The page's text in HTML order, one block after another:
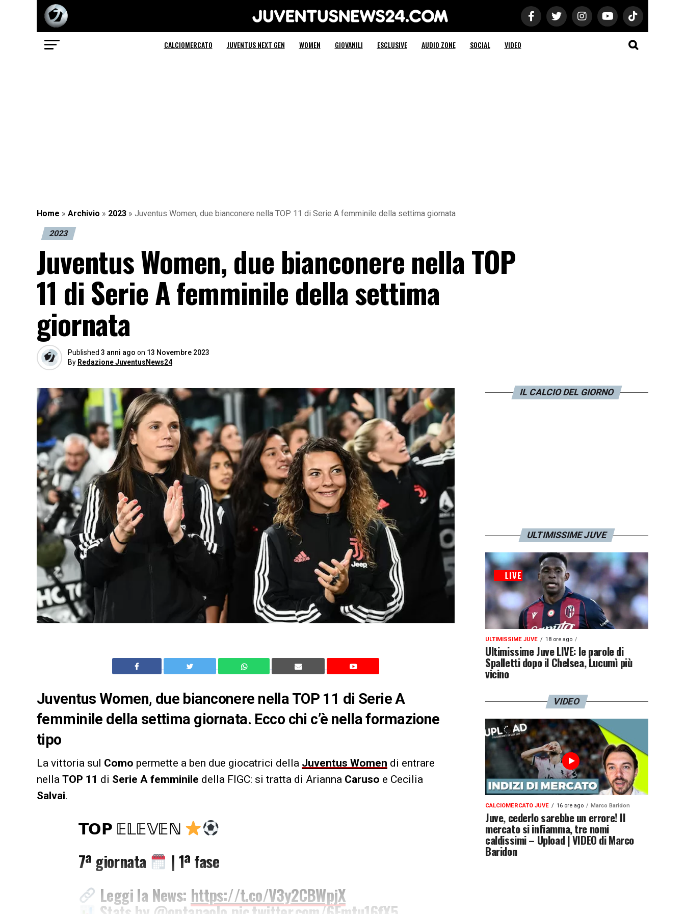
Juventus News 24
CALCIOMERCATO JUVENTUS NEXT GEN WOMEN GIOVANILI ESCLUSIVE AUDIO ZONE SOCIAL VIDEO
Home » Archivio » 2023 » Juventus Women, due bianconere nella TOP 11 di Serie A femminile della settima giornata
2023
Juventus Women, due bianconere nella TOP
11 di Serie A femminile della settima
giornata
Published 3 anni ago on 13 Novembre 2023
By Redazione JuventusNews24
Juventus Women, due bianconere nella TOP 11 di Serie A
femminile della settima giornata. Ecco chi c’è nella formazione
tipo
La vittoria sul Como permette a ben due giocatrici della Juventus Women di entrare
nella TOP 11 di Serie A femminile della FIGC: si tratta di Arianna Caruso e Cecilia
Salvai.
𝗧𝗢𝗣 𝔼𝕃𝔼𝕍𝔼ℕ
7ª giornata
| 1ª fase
Leggi la News: https://t.co/V3y2CBWpjX
IL CALCIO DEL GIORNO
ULTIMISSIME JUVE
ULTIMISSIME JUVE 18 ore ago
Ultimissime Juve LIVE: le parole di
Spalletti dopo il Chelsea, Lucumì più
vicino
VIDEO
CALCIOMERCATO JUVE 16 ore ago Marco Baridon
Juve, cederlo sarebbe un errore! Il
mercato si infiamma, tre nomi
caldissimi – Upload | VIDEO di Marco
Baridon